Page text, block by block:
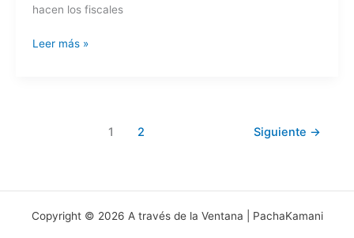
hacen los fiscales
Obligaciones
Leer más »
1 2 Siguiente →
Copyright © 2026 A través de la Ventana | PachaKamani